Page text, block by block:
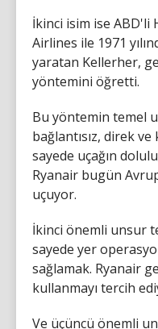
İkinci isim ise ABD'li
Airlines ile 1971
yaratan Kellerher,
yöntemini öğretti.
Bu yöntemin temel
bağlantısız, direk
sayede uçağın
Ryanair bugün
uçuyor.
İkinci önemli unsur
sayede yer
sağlamak. Ryanair
kullanmayı tercih
Ve üçüncü önemli